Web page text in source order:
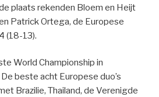
plaats rekenden Bloem en Heijt
Patrick Ortega, de Europese
(18-13).
World Championship in
beste acht Europese duo’s
Brazilie, Thailand, de Verenigde